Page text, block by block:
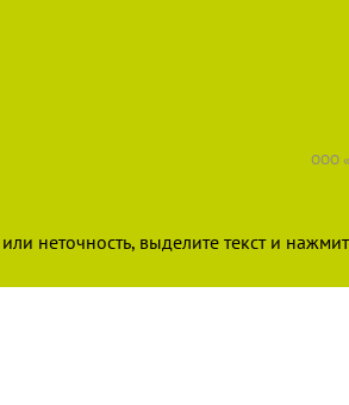
ООО
неточность, выделите текст и